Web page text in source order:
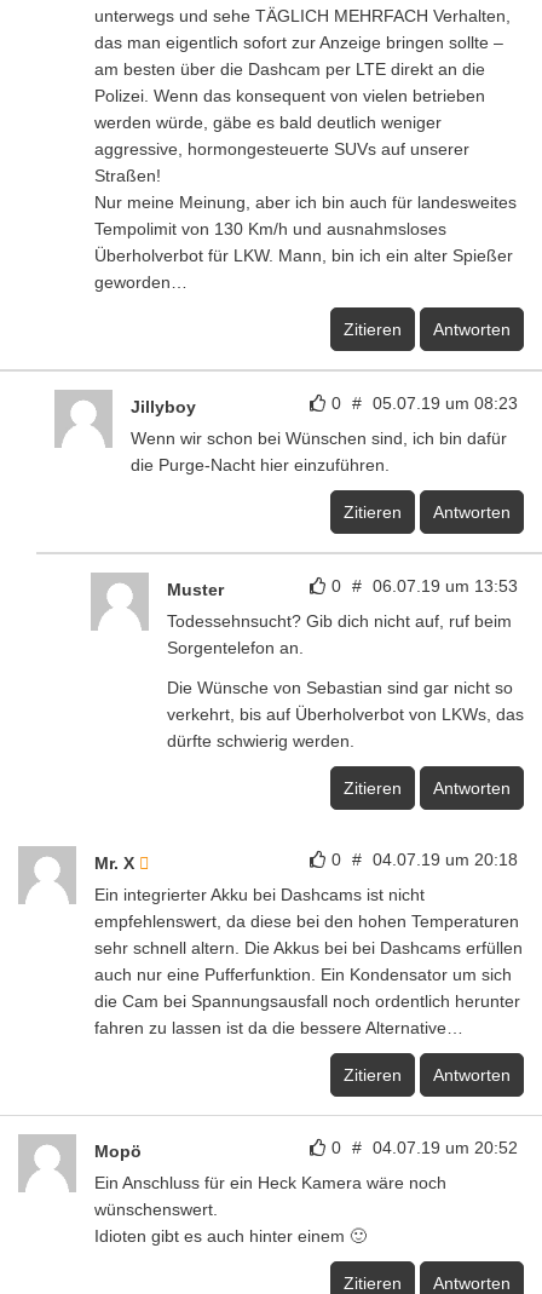
unterwegs und sehe TÄGLICH MEHRFACH Verhalten,
das man eigentlich sofort zur Anzeige bringen sollte –
am besten über die Dashcam per LTE direkt an die
Polizei. Wenn das konsequent von vielen betrieben
werden würde, gäbe es bald deutlich weniger
aggressive, hormongesteuerte SUVs auf unserer
Straßen!
Nur meine Meinung, aber ich bin auch für landesweites
Tempolimit von 130 Km/h und ausnahmsloses
Überholverbot für LKW. Mann, bin ich ein alter Spießer
geworden…
Zitieren Antworten
0 # 05.07.19 um 08:23
Jillyboy
Wenn wir schon bei Wünschen sind, ich bin dafür
die Purge-Nacht hier einzuführen.
Zitieren Antworten
0 # 06.07.19 um 13:53
Muster
Todessehnsucht? Gib dich nicht auf, ruf beim
Sorgentelefon an.
Die Wünsche von Sebastian sind gar nicht so
verkehrt, bis auf Überholverbot von LKWs, das
dürfte schwierig werden.
Zitieren Antworten
0 # 04.07.19 um 20:18
Mr. X
Ein integrierter Akku bei Dashcams ist nicht
empfehlenswert, da diese bei den hohen Temperaturen
sehr schnell altern. Die Akkus bei bei Dashcams erfüllen
auch nur eine Pufferfunktion. Ein Kondensator um sich
die Cam bei Spannungsausfall noch ordentlich herunter
fahren zu lassen ist da die bessere Alternative…
Zitieren Antworten
0 # 04.07.19 um 20:52
Mopö
Ein Anschluss für ein Heck Kamera wäre noch
wünschenswert.
Idioten gibt es auch hinter einem 🙂
Zitieren Antworten